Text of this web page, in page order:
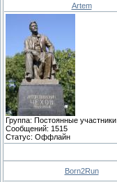
Artem
Группа: Постоянные участники
Сообщений: 1515
Статус: Оффлайн
Born2Run